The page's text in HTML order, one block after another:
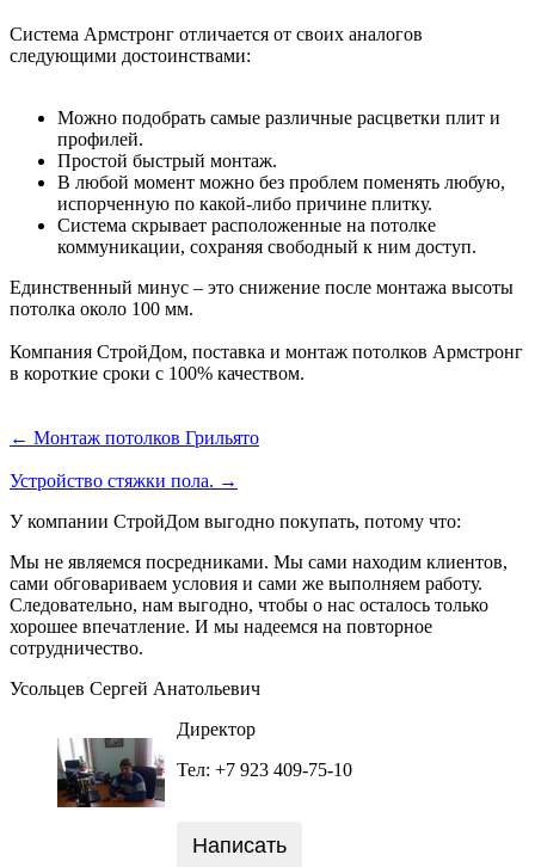
Система Армстронг отличается от своих аналогов
следующими достоинствами:
Можно подобрать самые различные расцветки плит и
профилей.
Простой быстрый монтаж.
В любой момент можно без проблем поменять любую,
испорченную по какой-либо причине плитку.
Система скрывает расположенные на потолке
коммуникации, сохраняя свободный к ним доступ.
Единственный минус – это снижение после монтажа высоты
потолка около 100 мм.
Компания СтройДом, поставка и монтаж потолков Армстронг
в короткие сроки с 100% качеством.
← Монтаж потолков Грильято
Устройство стяжки пола. →
У компании СтройДом выгодно покупать, потому что:
Мы не являемся посредниками. Мы сами находим клиентов,
сами обговариваем условия и сами же выполняем работу.
Следовательно, нам выгодно, чтобы о нас осталось только
хорошее впечатление. И мы надеемся на повторное
сотрудничество.
Усольцев Сергей Анатольевич
Директор
Тел: +7 923 409-75-10
Написать